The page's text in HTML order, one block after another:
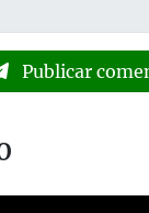
Publicar